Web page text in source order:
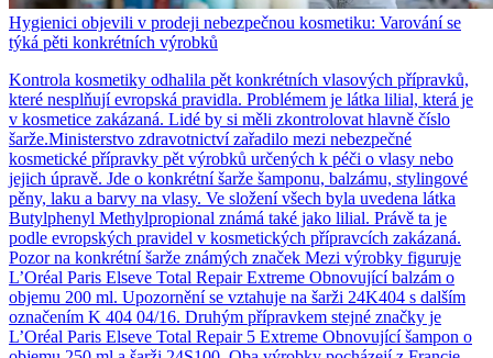
Hygienici objevili v prodeji nebezpečnou kosmetiku: Varování se
týká pěti konkrétních výrobků
Kontrola kosmetiky odhalila pět konkrétních vlasových přípravků,
které nesplňují evropská pravidla. Problémem je látka lilial, která je
v kosmetice zakázaná. Lidé by si měli zkontrolovat hlavně číslo
šarže.Ministerstvo zdravotnictví zařadilo mezi nebezpečné
kosmetické přípravky pět výrobků určených k péči o vlasy nebo
jejich úpravě. Jde o konkrétní šarže šamponu, balzámu, stylingové
pěny, laku a barvy na vlasy. Ve složení všech byla uvedena látka
Butylphenyl Methylpropional známá také jako lilial. Právě ta je
podle evropských pravidel v kosmetických přípravcích zakázaná.
Pozor na konkrétní šarže známých značek Mezi výrobky figuruje
L’Oréal Paris Elseve Total Repair Extreme Obnovující balzám o
objemu 200 ml. Upozornění se vztahuje na šarži 24K404 s dalším
označením K 404 04/16. Druhým přípravkem stejné značky je
L’Oréal Paris Elseve Total Repair 5 Extreme Obnovující šampon o